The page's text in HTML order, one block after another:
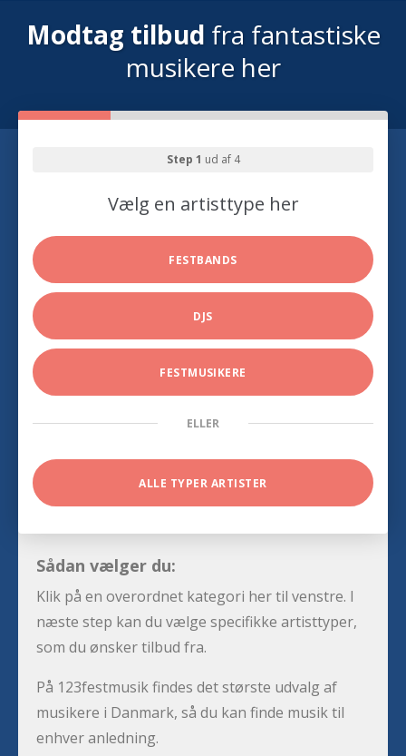
Modtag tilbud fra fantastiske
musikere her
Step 1 ud af 4
Vælg en artisttype her
FESTBANDS
DJS
FESTMUSIKERE
ELLER
ALLE TYPER ARTISTER
Sådan vælger du:
Klik på en overordnet kategori her til venstre. I
næste step kan du vælge specifikke artisttyper,
som du ønsker tilbud fra.
På 123festmusik findes det største udvalg af
musikere i Danmark, så du kan finde musik til
enhver anledning.